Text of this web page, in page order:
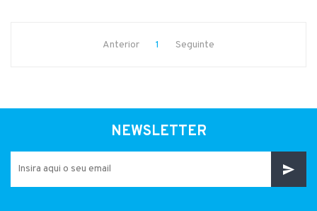
Anterior 1 Seguinte
NEWSLETTER